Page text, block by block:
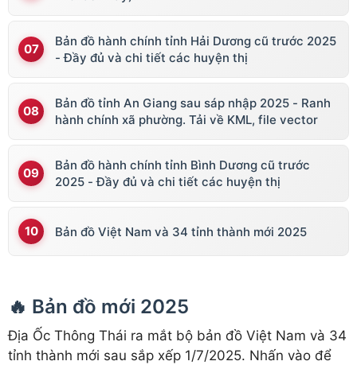
Bản đồ hành chính tỉnh Hải Dương cũ trước 2025
- Đầy đủ và chi tiết các huyện thị
Bản đồ tỉnh An Giang sau sáp nhập 2025 - Ranh
hành chính xã phường. Tải về KML, file vector
Bản đồ hành chính tỉnh Bình Dương cũ trước
2025 - Đầy đủ và chi tiết các huyện thị
Bản đồ Việt Nam và 34 tỉnh thành mới 2025
🔥 Bản đồ mới 2025
Địa Ốc Thông Thái ra mắt bộ bản đồ Việt Nam và 34
tỉnh thành mới sau sắp xếp 1/7/2025. Nhấn vào để